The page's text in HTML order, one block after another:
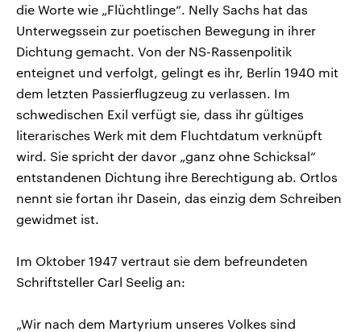
die Worte wie „Flüchtlinge“. Nelly Sachs hat das
Unterwegssein zur poetischen Bewegung in ihrer
Dichtung gemacht. Von der NS-Rassenpolitik
enteignet und verfolgt, gelingt es ihr, Berlin 1940 mit
dem letzten Passierflugzeug zu verlassen. Im
schwedischen Exil verfügt sie, dass ihr gültiges
literarisches Werk mit dem Fluchtdatum verknüpft
wird. Sie spricht der davor „ganz ohne Schicksal“
entstandenen Dichtung ihre Berechtigung ab. Ortlos
nennt sie fortan ihr Dasein, das einzig dem Schreiben
gewidmet ist.
Im Oktober 1947 vertraut sie dem befreundeten
Schriftsteller Carl Seelig an:
„Wir nach dem Martyrium unseres Volkes sind